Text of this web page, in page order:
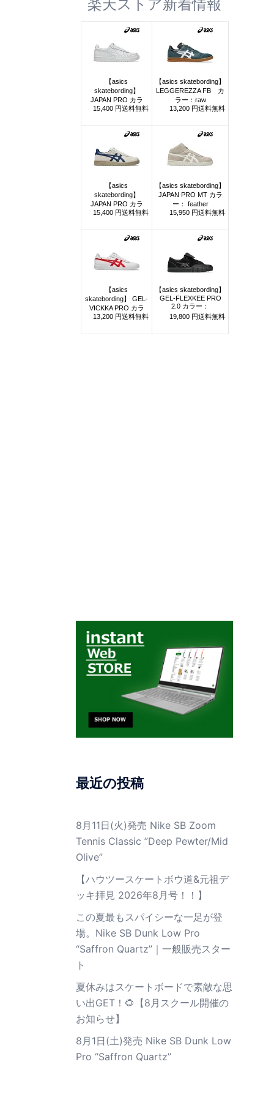
楽天ストア新着情報
最近の投稿
8月11日(火)発売 Nike SB Zoom
Tennis Classic ”Deep Pewter/Mid
Olive”
【ハウツースケートボウ道&元祖デ
ッキ拝見 2026年8月号！！】
この夏最もスパイシーな一足が登
場。Nike SB Dunk Low Pro
“Saffron Quartz”｜一般販売スター
ト
夏休みはスケートボードで素敵な思
い出GET！🌻【8月スクール開催の
お知らせ】
8月1日(土)発売 Nike SB Dunk Low
Pro “Saffron Quartz”